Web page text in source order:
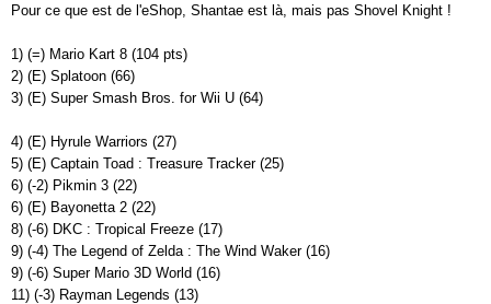
Pour ce que est de l'eShop, Shantae est là, mais pas Shovel Knight !
1) (=) Mario Kart 8 (104 pts)
2) (E) Splatoon (66)
3) (E) Super Smash Bros. for Wii U (64)
4) (E) Hyrule Warriors (27)
5) (E) Captain Toad : Treasure Tracker (25)
6) (-2) Pikmin 3 (22)
6) (E) Bayonetta 2 (22)
8) (-6) DKC : Tropical Freeze (17)
9) (-4) The Legend of Zelda : The Wind Waker (16)
9) (-6) Super Mario 3D World (16)
11) (-3) Rayman Legends (13)